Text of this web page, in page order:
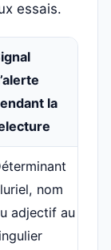
essais.
la
nom
adjectif au